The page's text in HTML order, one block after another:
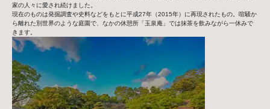
家の人々に愛され続けました。
現在のものは発掘調査や史料などをもとに平成27年（2015年）に再現されたもの。喧騒か
ら離れた別世界のような庭園で、なかの休憩所「玉泉庵」では抹茶を飲みながら一休みで
きます。